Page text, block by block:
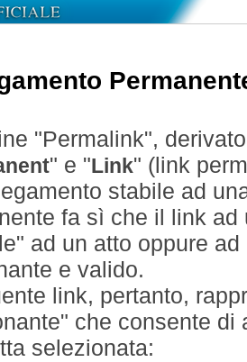
"Permalink",
" e " Link" (link
stabile ad
fa sì che il link
ad un atto oppure
e valido.
link, pertanto,
che consente
selezionata: